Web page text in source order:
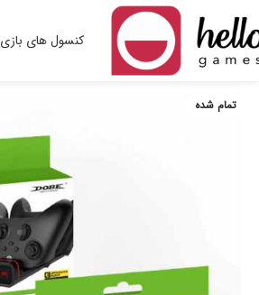
کنسول های بازی
تمام شده